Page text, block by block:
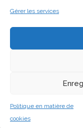
Gérer les services
Politique en matière de
cookies
Fasse, A. Fuchs, E.
Monceaux, F. Ribeiro-
Wolle, and R. Zarcone,
l’usage des techniques
C. Lecourtois, C.